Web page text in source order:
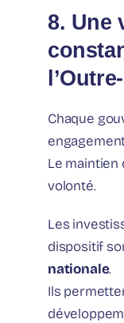
8. Une
Chaque
Le maintien
volonté.
Les
dispositif
nationale.
Ils